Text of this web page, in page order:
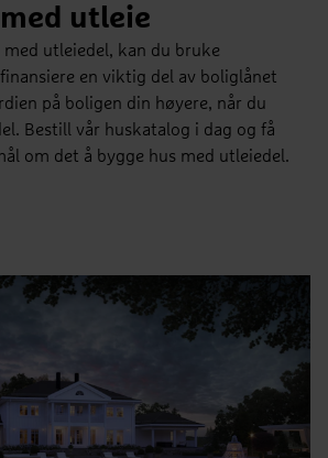
utleie
med utleiedel, kan du bruke
en viktig del av boliglånet
på boligen din høyere, når du
Bestill vår huskatalog i dag og få
om det å bygge hus med utleiedel.